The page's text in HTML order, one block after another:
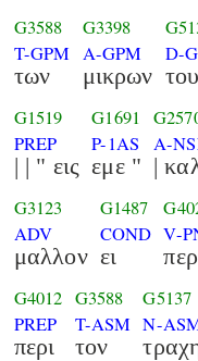
G3588
T-GPM
των
G3398
A-GPM
μικρων
D-
G1519
PREP
| | " εις
G1691
P-1AS
εμε "
A-
|
G3123
ADV
μαλλον
G1487
COND
ει
V-
G4012
PREP
περι
G3588
T-ASM
τον
G5137
N-